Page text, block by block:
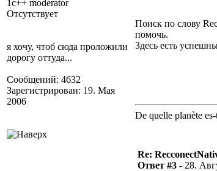
1c++ moderator
Отсутствует
я хочу, чтоб сюда проложили
дорогу оттуда...
Сообщений: 4632
Зарегистрирован: 19. Мая
2006
Поиск по слову
помочь.
Здесь есть
De quelle planète
Re:
Ответ #3 - 28.